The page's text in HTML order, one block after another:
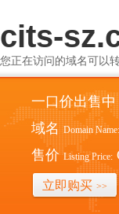
cits-
您正在访问的域名可以
一口价出售中
域名 Domain Name:
售价 Listing Price:
立即购买 >>